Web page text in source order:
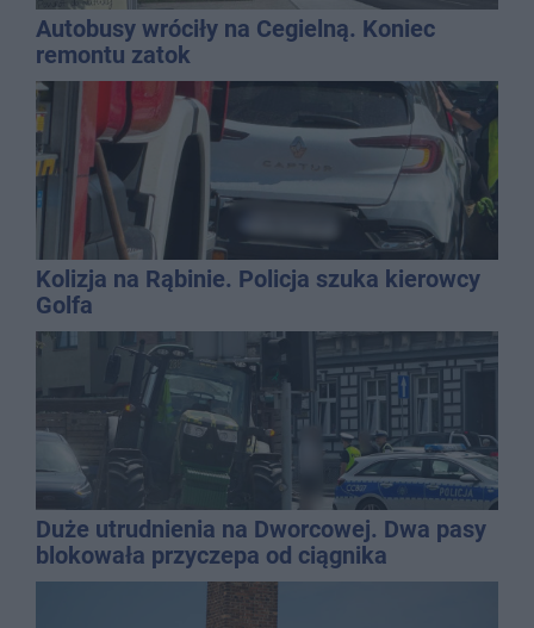
Autobusy wróciły na Cegielną. Koniec
remontu zatok
Kolizja na Rąbinie. Policja szuka kierowcy
Golfa
Duże utrudnienia na Dworcowej. Dwa pasy
blokowała przyczepa od ciągnika